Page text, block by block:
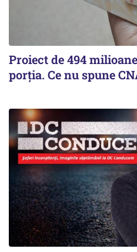
Proiect de 494
porția. Ce nu spune